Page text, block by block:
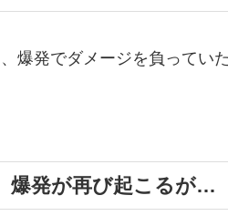
爆発でダメージを負ってい
発が再び起こるが…